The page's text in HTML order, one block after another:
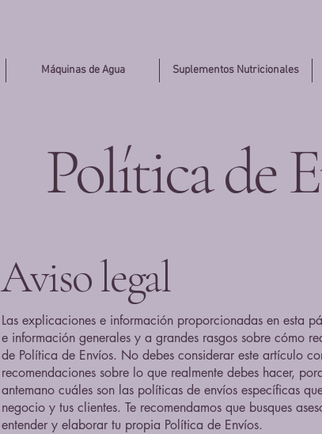
Máquinas de Agua Suplementos Nutricionales
Política de
Aviso legal
Las explicaciones e información proporcionadas en esta
e información generales y a grandes rasgos sobre cómo
de Política de Envíos. No debes considerar este artículo
recomendaciones sobre lo que realmente debes hacer,
antemano cuáles son las políticas de envíos específicas
negocio y tus clientes. Te recomendamos que busques
entender y elaborar tu propia Política de Envíos.